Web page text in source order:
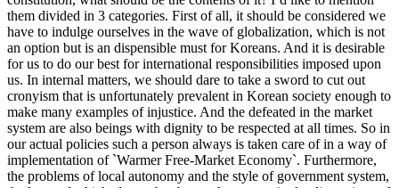
them divided in 3 categories. First of all, it should be considered we
have to indulge ourselves in the wave of globalization, which is not
an option but is an dispensible must for Koreans. And it is desirable
for us to do our best for international responsibilities imposed upon
us. In internal matters, we should dare to take a sword to cut out
cronyism that is unfortunately prevalent in Korean society enough to
make many examples of injustice. And the defeated in the market
system are also beings with dignity to be respected at all times. So in
our actual policies such a person always is taken care of in a way of
implementation of `Warmer Free-Market Economy`. Furthermore,
the problems of local autonomy and the style of government system,